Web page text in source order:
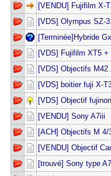
[VENDU] Fujifilm X-
[VDS] Olympus SZ-
[Terminée]Hybride
[VDS] Fujifilm XT5
[VDS] Objectifs M42
[VDS] boitier fuji X-
[VDS] Objectif
[VENDU] Sony A7iii
[ACH] Objectifs M 4/
[VENDU] Objectif
[trouvé] Sony type